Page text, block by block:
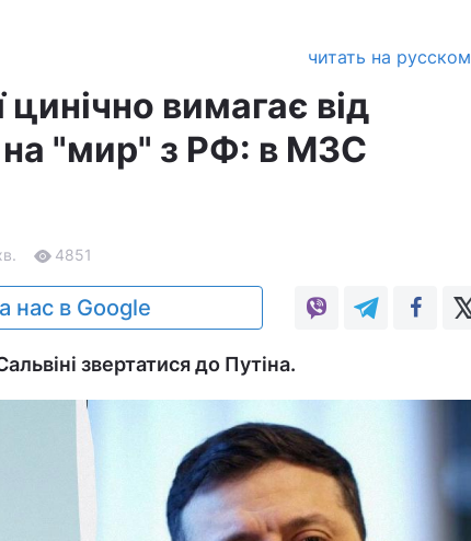
читать на русском
цинічно вимагає від
на "мир" з РФ: в МЗС
4851
нас в Google
звертатися до Путіна.